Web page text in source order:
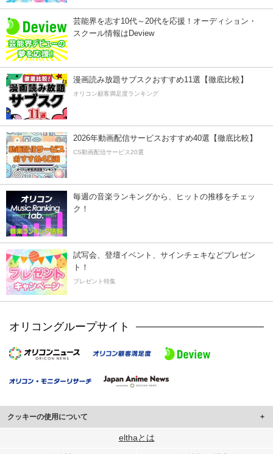
芸能界を志す10代～20代を応援！オーディション・
スクール情報はDeview
漫画読み放題サブスクおすすめ11選【徹底比較】
オリコン顧客満足度ランキング
2026年動画配信サービスおすすめ40選【徹底比較】
CS動画配信サービス20選
毎週の音楽ランキングから、ヒットの推移をチェッ
ク！
試写会、登壇イベント、サインチェキなどプレゼン
ト！
プレゼント特集
オリコングループサイト
クッキーの使用について
このサイトでは Cookie を使用して、ユーザーに合わせたコンテンツや広告の
elthaとは